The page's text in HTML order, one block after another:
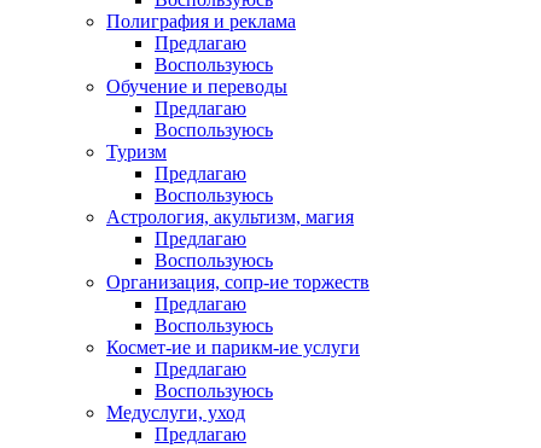
Полиграфия и реклама
Предлагаю
Воспользуюсь
Обучение и переводы
Предлагаю
Воспользуюсь
Туризм
Предлагаю
Воспользуюсь
Астрология, акультизм, магия
Предлагаю
Воспользуюсь
Организация, сопр-ие торжеств
Предлагаю
Воспользуюсь
Космет-ие и парикм-ие услуги
Предлагаю
Воспользуюсь
Медуслуги, уход
Предлагаю